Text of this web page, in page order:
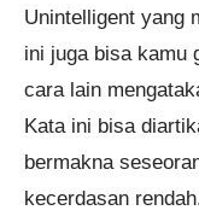
Unintelligent yang
ini juga bisa kamu
cara lain
Kata ini bisa
bermakna
kecerdasan